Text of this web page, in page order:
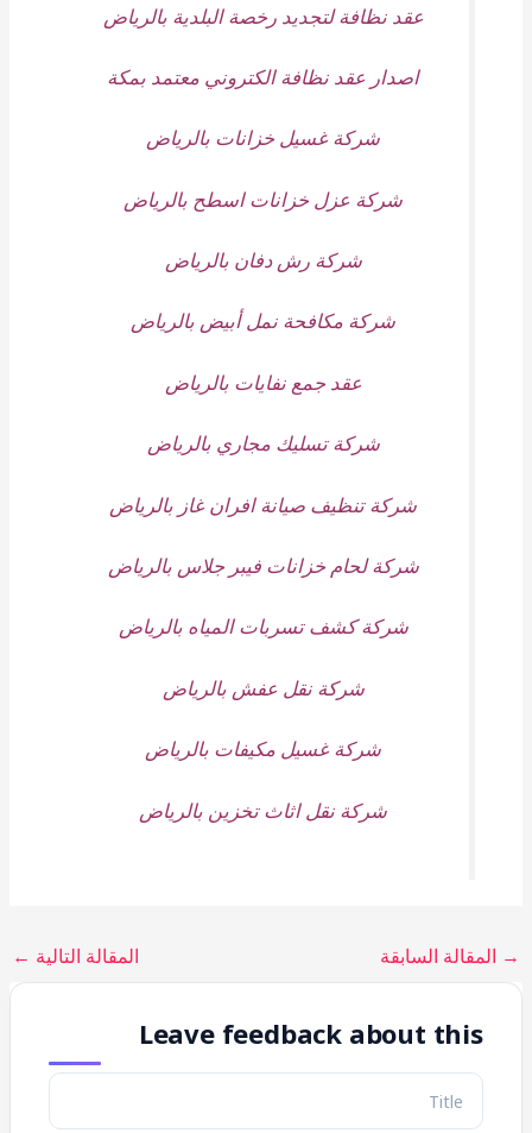
عقد نظافة لتجديد رخصة البلدية بالرياض
اصدار عقد نظافة الكتروني معتمد بمكة
شركة غسيل خزانات بالرياض
شركة عزل خزانات اسطح بالرياض
شركة رش دفان بالرياض
شركة مكافحة نمل أبيض بالرياض
عقد جمع نفايات بالرياض
شركة تسليك مجاري بالرياض
شركة تنظيف صيانة افران غاز بالرياض
شركة لحام خزانات فيبر جلاس بالرياض
شركة كشف تسربات المياه بالرياض
شركة نقل عفش بالرياض
شركة غسيل مكيفات بالرياض
شركة نقل اثاث تخزين بالرياض
→ المقالة السابقة المقالة التالية ←
Leave feedback about this